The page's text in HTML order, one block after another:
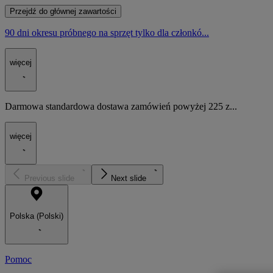
Przejdź do głównej zawartości
90 dni okresu próbnego na sprzęt tylko dla członkó...
więcej
Darmowa standardowa dostawa zamówień powyżej 225 z...
więcej
Previous slide Next slide
Polska (Polski)
Pomoc